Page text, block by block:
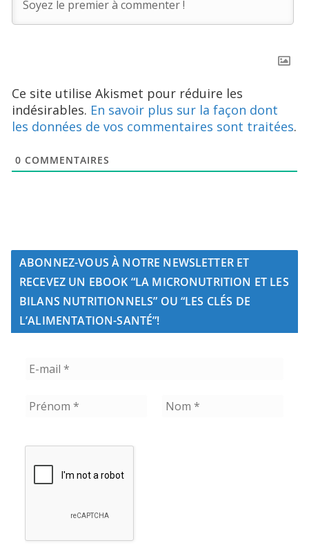
Ce site utilise Akismet pour réduire les
indésirables. En savoir plus sur la façon dont
les données de vos commentaires sont traitées.
0 COMMENTAIRES
ABONNEZ-VOUS À NOTRE NEWSLETTER ET
RECEVEZ UN EBOOK “LA MICRONUTRITION ET LES
BILANS NUTRITIONNELS” OU “LES CLÉS DE
L’ALIMENTATION-SANTÉ”!